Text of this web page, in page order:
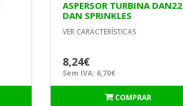
ASPERSOR TURBINA DAN22
DAN SPRINKLES
VER CARACTERÍSTICAS
8,24€
Sem IVA: 6,70€
COMPRAR